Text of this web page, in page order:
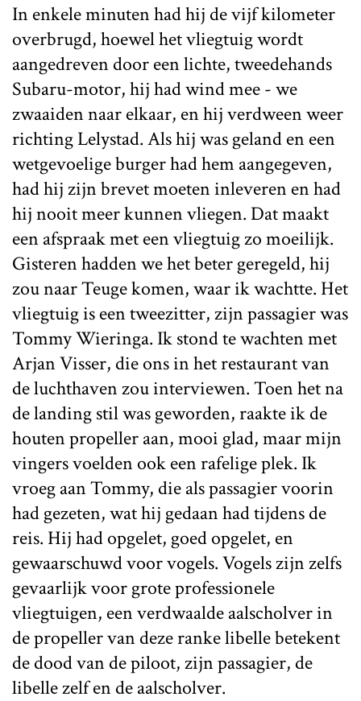
In enkele minuten had hij de vijf kilometer
overbrugd, hoewel het vliegtuig wordt
aangedreven door een lichte, tweedehands
Subaru-motor, hij had wind mee - we
zwaaiden naar elkaar, en hij verdween weer
richting Lelystad. Als hij was geland en een
wetgevoelige burger had hem aangegeven,
had hij zijn brevet moeten inleveren en had
hij nooit meer kunnen vliegen. Dat maakt
een afspraak met een vliegtuig zo moeilijk.
Gisteren hadden we het beter geregeld, hij
zou naar Teuge komen, waar ik wachtte. Het
vliegtuig is een tweezitter, zijn passagier was
Tommy Wieringa. Ik stond te wachten met
Arjan Visser, die ons in het restaurant van
de luchthaven zou interviewen. Toen het na
de landing stil was geworden, raakte ik de
houten propeller aan, mooi glad, maar mijn
vingers voelden ook een rafelige plek. Ik
vroeg aan Tommy, die als passagier voorin
had gezeten, wat hij gedaan had tijdens de
reis. Hij had opgelet, goed opgelet, en
gewaarschuwd voor vogels. Vogels zijn zelfs
gevaarlijk voor grote professionele
vliegtuigen, een verdwaalde aalscholver in
de propeller van deze ranke libelle betekent
de dood van de piloot, zijn passagier, de
libelle zelf en de aalscholver.